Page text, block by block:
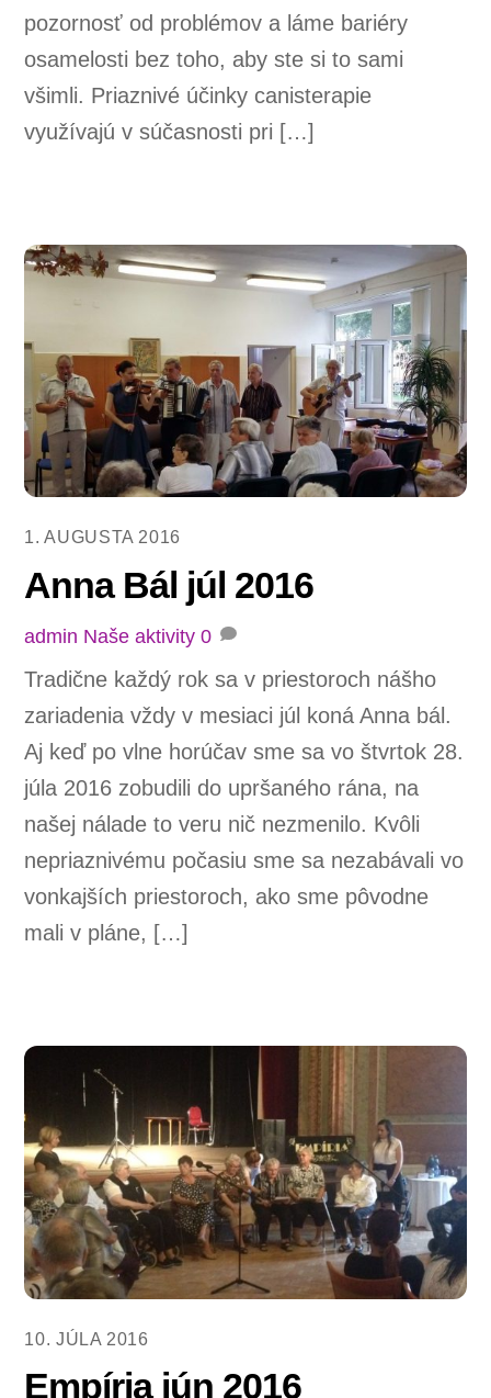
pozornosť od problémov a láme bariéry
osamelosti bez toho, aby ste si to sami
všimli. Priaznivé účinky canisterapie
využívajú v súčasnosti pri […]
1. AUGUSTA 2016
Anna Bál júl 2016
admin Naše aktivity 0
Tradične každý rok sa v priestoroch nášho
zariadenia vždy v mesiaci júl koná Anna bál.
Aj keď po vlne horúčav sme sa vo štvrtok 28.
júla 2016 zobudili do upršaného rána, na
našej nálade to veru nič nezmenilo. Kvôli
nepriaznivému počasiu sme sa nezabávali vo
vonkajších priestoroch, ako sme pôvodne
mali v pláne, […]
10. JÚLA 2016
Empíria jún 2016